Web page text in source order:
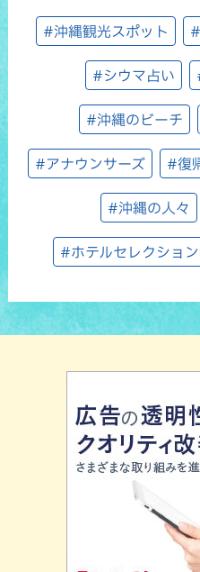
#沖縄観光スポット
#シウマ占い
#沖縄のビーチ
#アナウンサーズ #復
#沖縄の人々
#ホテルセレクショ